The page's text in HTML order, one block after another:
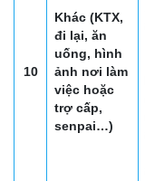
10
Khác (KTX,
đi lại, ăn
uống, hình
ảnh nơi làm
việc hoặc
trợ cấp,
senpai…)